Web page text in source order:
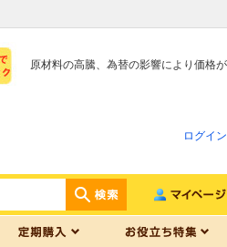
原材料の高騰、為替の影響により価格
ログイン